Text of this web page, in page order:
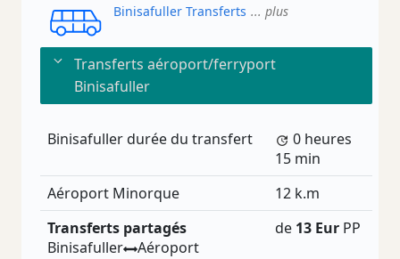
Binisafuller Transferts ... plus
Transferts aéroport/ferryport
Binisafuller
Binisafuller durée du transfert
0 heures
15 min
Aéroport Minorque
12 k.m
Transferts partagés
Binisafuller
Aéroport
de 13 Eur PP